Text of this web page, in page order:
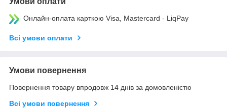
Онлайн-оплата карткою Visa, Mastercard - LiqPay
Всі умови оплати
Умови повернення
Повернення товару впродовж 14 днів за домовленістю
Всі умови повернення